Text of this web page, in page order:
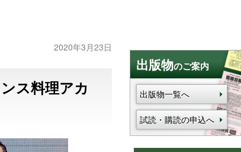
2020年3月23日
ス料理アカ
出版物のご案内
出版物一覧へ
試読・購読の申込へ